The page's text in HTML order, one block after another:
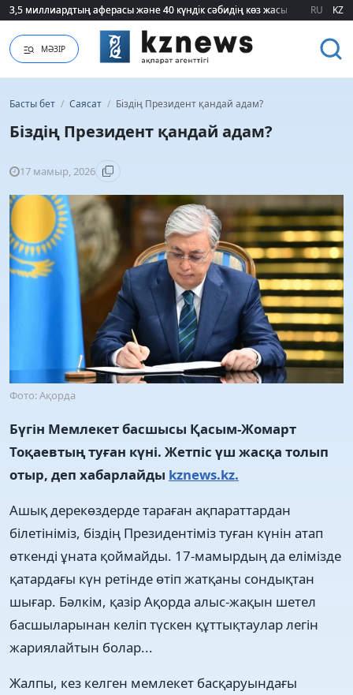
3,5 миллиардтың аферасы және 40 күндік сәбидің көз жасы:
3,5 миллиардтың аферасы және 40 күндік сәбидің көз жасы: RU KZ
МӘЗІР
Басты бет / Саясат / Біздің Президент қандай адам?
Біздің Президент қандай адам?
17 мамыр, 2026
Фото: Ақорда
Бүгін Мемлекет басшысы Қасым-Жомарт
Тоқаевтың туған күні. Жетпіс үш жасқа толып
отыр, деп хабарлайды kznews.kz.
Ашық дерекөздерде тараған ақпараттардан
білетініміз, біздің Президентіміз туған күнін атап
өткенді ұната қоймайды. 17-мамырдың да елімізде
қатардағы күн ретінде өтіп жатқаны сондықтан
шығар. Бәлкім, қазір Ақорда алыс-жақын шетел
басшыларынан келіп түскен құттықтаулар легін
жариялайтын болар...
Жалпы, кез келген мемлекет басқаруындағы